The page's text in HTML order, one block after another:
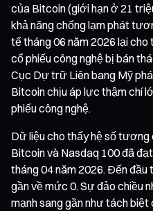
của Bitcoin (giới hạn ở 21
khả năng chống lạm phát
tế tháng 06 năm 2026 lại
cổ phiếu công nghệ bị bán
Cục Dự trữ Liên bang Mỹ
Bitcoin chịu áp lực thậm chí
phiếu công nghệ.
Dữ liệu cho thấy hệ số tương
Bitcoin và Nasdaq 100 đã
tháng 04 năm 2026. Đến đầu
gần về mức 0. Sự đảo chiều
mạnh sang gần như tách